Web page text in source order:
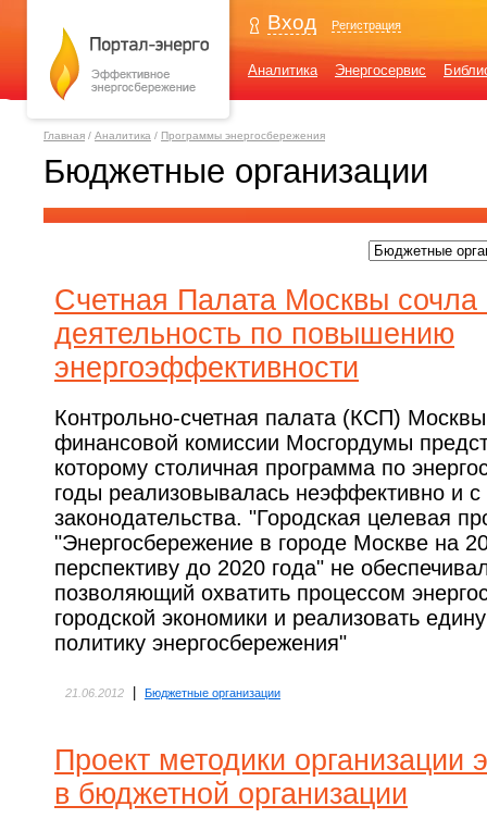
Вход Регистрация
Аналитика Энергосервис
Главная / Аналитика / Программы энергосбережения
Бюджетные организации
Счетная Палата Москвы
деятельность по повышению
энергоэффективности
Контрольно-счетная палата (КСП)
финансовой комиссии Мосгордумы
которому столичная программа по
годы реализовывалась неэффективно и
законодательства. "Городская целевая
"Энергосбережение в городе Москве на
перспективу до 2020 года" не
позволяющий охватить процессом
городской экономики и реализовать
политику энергосбережения"
21.06.2012 Бюджетные организации
Проект методики организации
в бюджетной организации